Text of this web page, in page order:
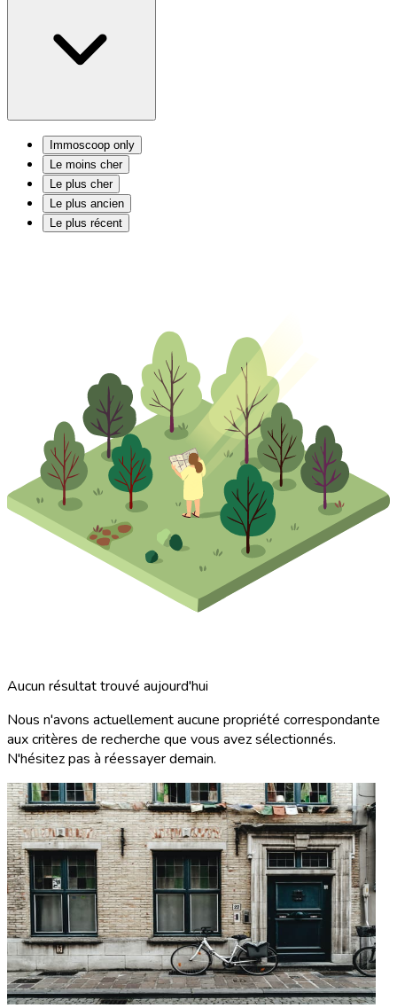
Immoscoop only
Le moins cher
Le plus cher
Le plus ancien
Le plus récent
Aucun résultat trouvé aujourd'hui
Nous n'avons actuellement aucune propriété correspondante
aux critères de recherche que vous avez sélectionnés.
N'hésitez pas à réessayer demain.